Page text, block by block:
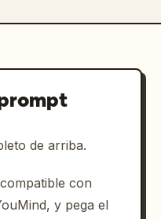
de arriba.
con
y pega el